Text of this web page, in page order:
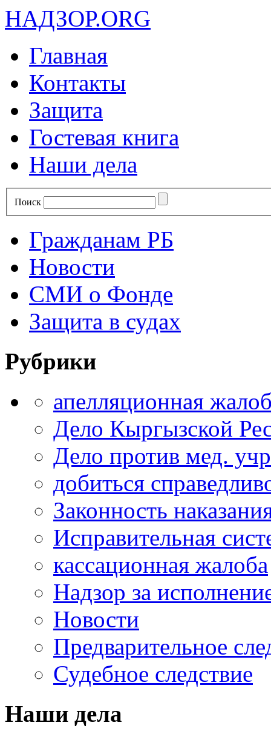
НАДЗОР.ORG
Главная
Контакты
Защита
Гостевая книга
Наши дела
Поиск
Гражданам РБ
Новости
СМИ о Фонде
Защита в судах
Рубрики
апелляционная
Дело Кыргызской
Дело против мед.
добиться
Законность
Исправительная
кассационная жалоба
Надзор за
Новости
Предварительное
Судебное следствие
Наши дела